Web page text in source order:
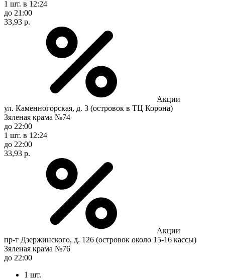
1 шт. в 12:24
до 21:00
33,93 р.
Акции
ул. Каменногорская, д. 3 (островок в ТЦ Корона)
Зяленая крама №74
до 22:00
1 шт. в 12:24
до 22:00
33,93 р.
Акции
пр-т Дзержинского, д. 126 (островок около 15-16 кассы)
Зяленая крама №76
до 22:00
1 шт.